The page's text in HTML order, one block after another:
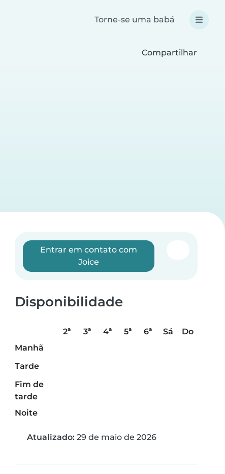
Torne-se uma babá
Compartilhar
Entrar em contato com
Joice
Disponibilidade
2ª 3ª 4ª 5ª 6ª Sá
Do
Manhã
Tarde
Fim de
tarde
Noite
Atualizado: 29 de maio de 2026